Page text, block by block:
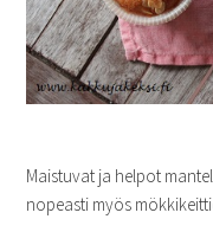
Maistuvat ja helpot
nopeasti myös